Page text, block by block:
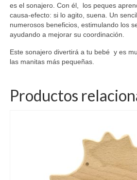
es el sonajero. Con él, los peques
causa-efecto: si lo agito, suena. Un
numerosos beneficios, estimulando los
ayudando a mejorar su coordinación.
Este sonajero divertirá a tu bebé y es
las manitas más pequeñas.
Productos